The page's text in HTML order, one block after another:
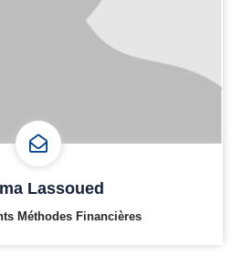
Lassoued
Méthodes Financières